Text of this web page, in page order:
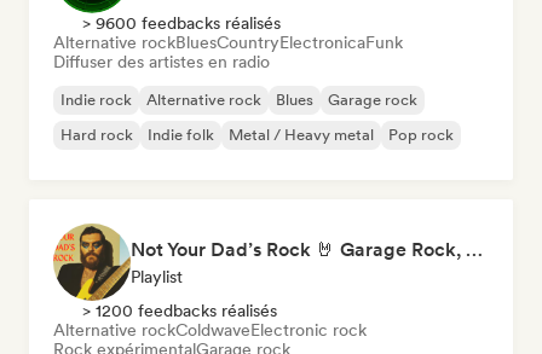
> 9600 feedbacks réalisés
Alternative rockBluesCountryElectronicaFunk
Diffuser des artistes en radio
Indie rock Alternative rock Blues
Garage rock
Hard rock
Indie folk Metal / Heavy metal Pop rock
Not Your Dad’s Rock 🤘 Garage Rock, Alt-Rock & Indie Anthems
Playlist
> 1200 feedbacks réalisés
Alternative rockColdwaveElectronic rock
Rock expérimentalGarage rock